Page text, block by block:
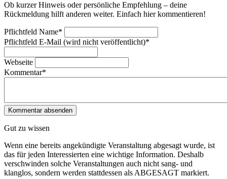
Ob kurzer Hinweis oder persönliche Empfehlung – deine
Rückmeldung hilft anderen weiter. Einfach hier kommentieren!
Pflichtfeld Name*
Pflichtfeld E-Mail (wird nicht veröffentlicht)*
Webseite
Kommentar*
Gut zu wissen
Wenn eine bereits ange­kündigte Veranstaltung abgesagt wurde, ist
das für jeden Interessierten eine wichtige Information. Deshalb
verschwinden solche Veran­staltungen auch nicht sang- und
klanglos, sondern werden statt­dessen alsABGESAGT markiert.